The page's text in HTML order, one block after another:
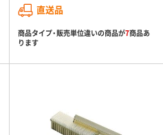
直送品
商品タイプ・販売単位違いの商品が7商品あ
ります